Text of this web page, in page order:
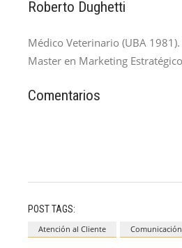
Roberto Dughetti
Médico Veterinario (UBA
Master en Marketing
Comentarios
POST TAGS:
Atención al Cliente Comunicación